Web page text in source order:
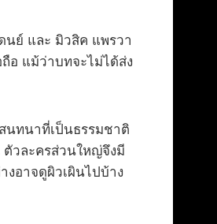
นย์ และ มิวสิค แพรวา
อ แม้ว่าบทจะไม่ได้ส่ง
นทนาที่เป็นธรรมชาติ
วละครส่วนใหญ่จึงมี
อาจดูผิวเผินไปบ้าง